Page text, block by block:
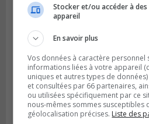
Stocker et/ou accéder à
appareil
En savoir plus
Vos données à caractère personnel
informations liées à votre appareil
uniques et autres types de
et consultées par 66 partenaires,
ou utilisées spécifiquement par ce
nous-mêmes sommes susceptibles
géolocalisation précises. Liste des